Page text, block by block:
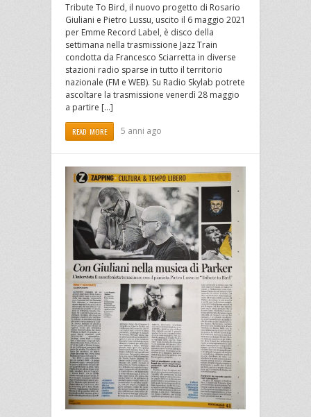
Tribute To Bird, il nuovo progetto di Rosario
Giuliani e Pietro Lussu, uscito il 6 maggio 2021
per Emme Record Label, è disco della
settimana nella trasmissione Jazz Train
condotta da Francesco Sciarretta in diverse
stazioni radio sparse in tutto il territorio
nazionale (FM e WEB). Su Radio Skylab potrete
ascoltare la trasmissione venerdì 28 maggio
a partire […]
READ MORE 5 anni ago